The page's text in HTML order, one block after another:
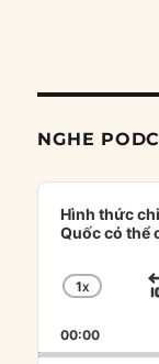
NGHE
Audio
Player
Hình thức
Quốc có thể
RATE
1X
00:00